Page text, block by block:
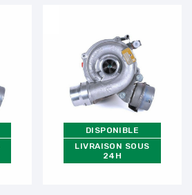
DISPONIBLE
LIVRAISON SOUS
24H